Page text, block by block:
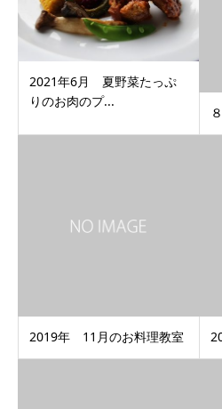
2021年6月 夏野菜たっぷ
りのお肉のプ...
2019年 11月のお料理教室